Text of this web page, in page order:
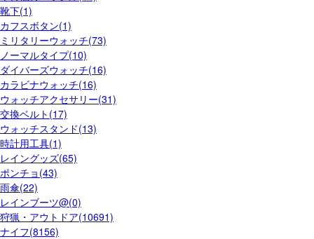
靴下(1)
カフスボタン(1)
ミリタリーウォッチ(73)
ノーマルタイプ(10)
ダイバーズウォッチ(16)
カラビナウォッチ(16)
ウォッチアクセサリー(31)
交換ベルト(17)
ウォッチスタンド(13)
時計用工具(1)
レイングッズ(65)
ポンチョ(43)
雨傘(22)
レインブーツ@(0)
狩猟・アウトドア(10691)
ナイフ(8156)